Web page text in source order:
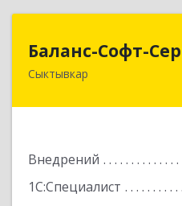
Баланс-Софт-
Сыктывкар
Внедрений
1С:Специалист
167000, Коми Респ,